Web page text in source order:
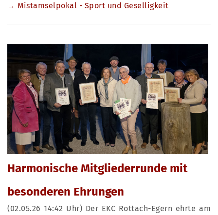
→ Mistamselpokal - Sport und Geselligkeit
Harmonische Mitgliederrunde mit
besonderen Ehrungen
(02.05.26 14:42 Uhr) Der EKC Rottach-Egern ehrte am